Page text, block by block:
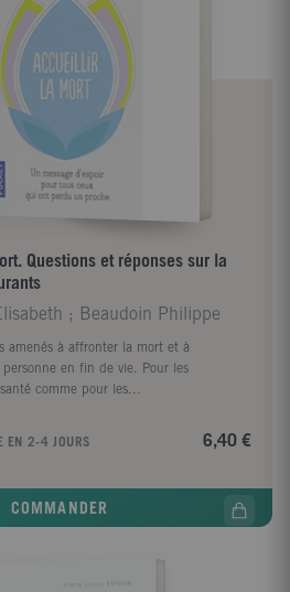
Questions et réponses sur la
; Beaudoin Philippe
amenés à affronter la mort et à
en fin de vie. Pour les
comme pour les...
EN 2-4 JOURS 6,40 €
COMMANDER